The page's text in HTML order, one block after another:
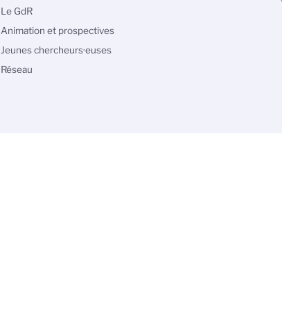
principale
Le GdR
Animation et prospectives
Jeunes chercheurs·euses
Réseau